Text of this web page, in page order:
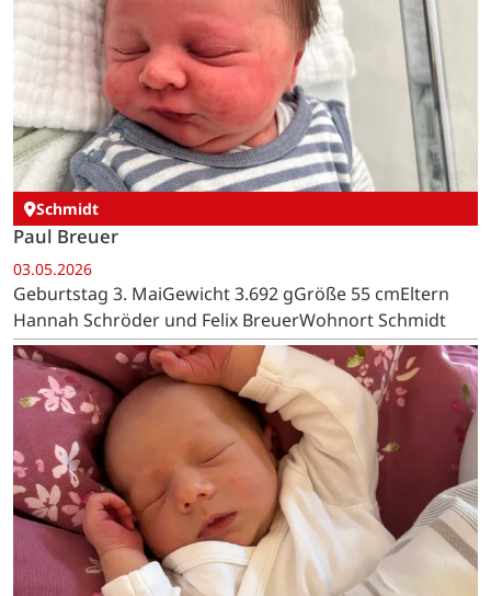
Schmidt
Paul Breuer
03.05.2026
Geburtstag 3. MaiGewicht 3.692 gGröße 55 cmEltern
Hannah Schröder und Felix BreuerWohnort Schmidt